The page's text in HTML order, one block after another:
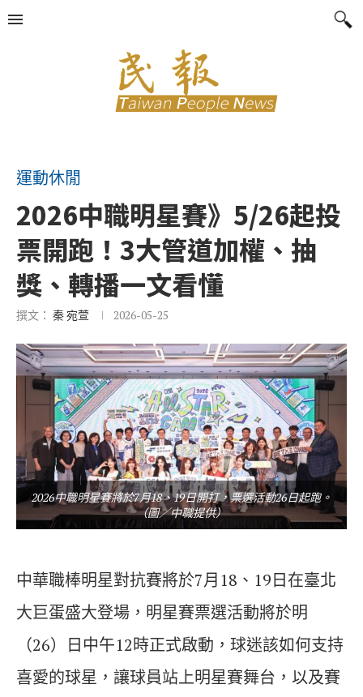
運動休閒
2026中職明星賽》5/26起投
票開跑！3大管道加權、抽
獎、轉播一文看懂
撰文： 秦 宛萱 2026-05-25
2026中職明星賽將於7月18、19日開打，票選活動26日起跑。
（圖／中職提供）
中華職棒明星對抗賽將於7月18、19日在臺北
大巨蛋盛大登場，明星賽票選活動將於明
（26）日中午12時正式啟動，球迷該如何支持
喜愛的球星，讓球員站上明星賽舞台，以及賽